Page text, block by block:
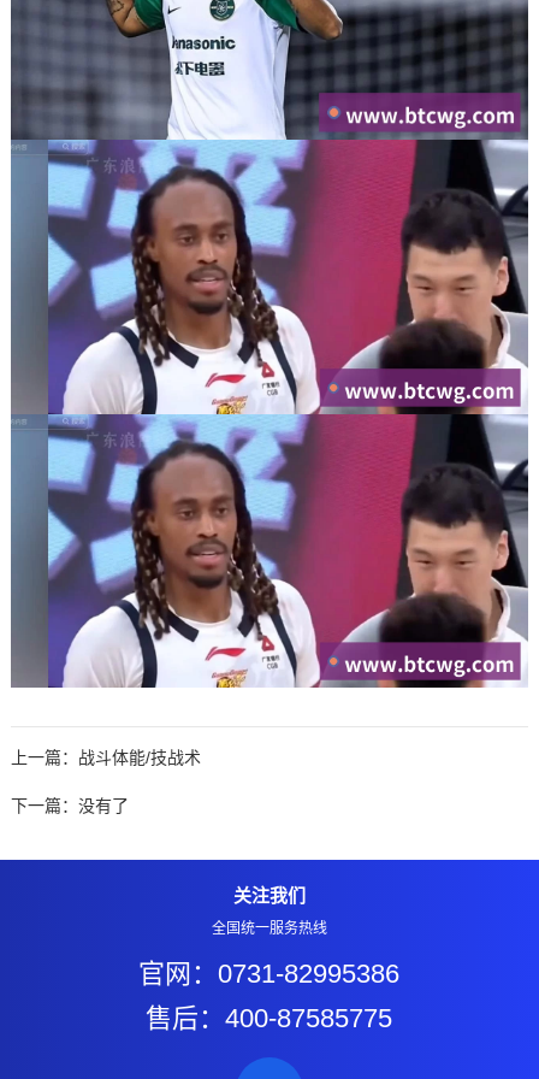
上一篇： 战斗体能/技战术
下一篇：没有了
关注我们
全国统一服务热线
官网：0731-82995386
售后：400-87585775